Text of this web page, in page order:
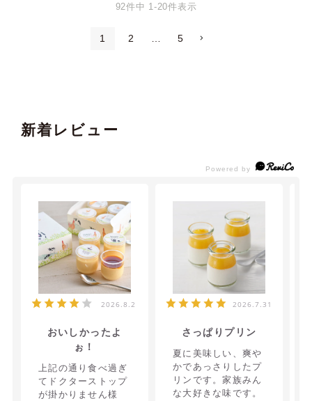
92件中 1 -20件表示
1 2 … 5
新着レビュー
2026.8.2
おいしかったよ
ぉ！
上記の通り食べ過ぎ
てドクターストップ
が掛かりません様
2026.7.31
さっぱりプリン
夏に美味しい、爽や
かであっさりしたプ
リンです。家族みん
な大好きな味です。